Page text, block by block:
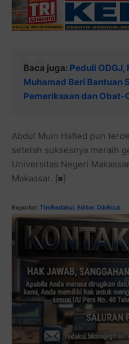
Baca juga: Peduli ODGJ,
Muhamad Beri Bantuan
Pemeriksaan dan Obat-
Abdul Muin Hafied pun
setelah suksesnya meraih
Universitas Negeri
Makassar. [■]
Reporter: TimRedaksi Editor: DikRizal